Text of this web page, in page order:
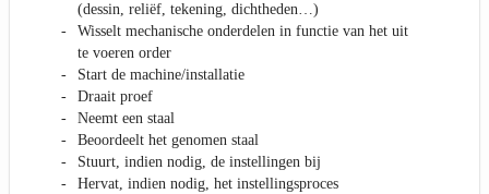
(dessin, reliëf, tekening, dichtheden…)
Wisselt mechanische onderdelen in functie van het uit
te voeren order
Start de machine/installatie
Draait proef
Neemt een staal
Beoordeelt het genomen staal
Stuurt, indien nodig, de instellingen bij
Hervat, indien nodig, het instellingsproces